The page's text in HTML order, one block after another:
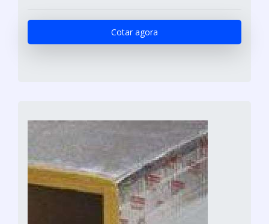
Cotar agora